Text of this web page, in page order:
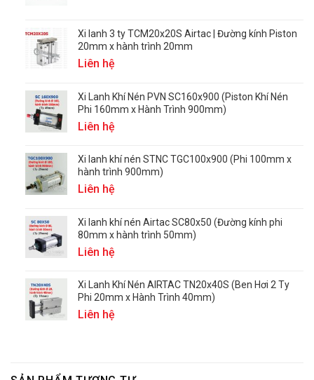
Xi lanh 3 ty TCM20x20S Airtac | Đường kính Piston
20mm x hành trình 20mm
Liên hệ
Xi Lanh Khí Nén PVN SC160x900 (Piston Khí Nén
Phi 160mm x Hành Trình 900mm)
Liên hệ
Xi lanh khí nén STNC TGC100x900 (Phi 100mm x
hành trình 900mm)
Liên hệ
Xi lanh khí nén Airtac SC80x50 (Đường kính phi
80mm x hành trình 50mm)
Liên hệ
Xi Lanh Khí Nén AIRTAC TN20x40S (Ben Hơi 2 Ty
Phi 20mm x Hành Trình 40mm)
Liên hệ